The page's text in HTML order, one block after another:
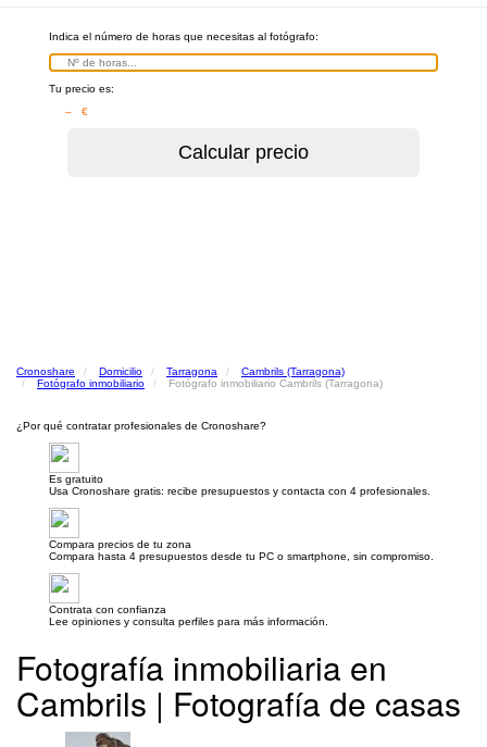
Indica el número de horas que necesitas al fotógrafo:
Tu precio es:
– €
Cronoshare Domicilio Tarragona
Cambrils (Tarragona)
Fotógrafo inmobiliario
Fotógrafo inmobiliario Cambrils (Tarragona)
¿Por qué contratar profesionales de Cronoshare?
Es gratuito
Usa Cronoshare gratis: recibe presupuestos y contacta con 4 profesionales.
Compara precios de tu zona
Compara hasta 4 presupuestos desde tu PC o smartphone, sin compromiso.
Contrata con confianza
Lee opiniones y consulta perfiles para más información.
Fotografía inmobiliaria en
Cambrils | Fotografía de casas